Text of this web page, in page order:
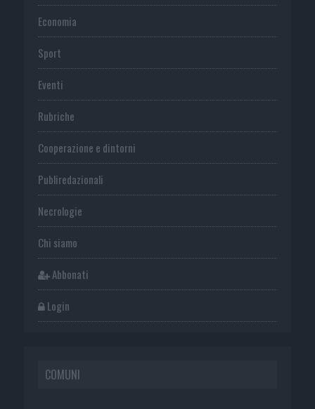
Economia
Sport
Eventi
Rubriche
Cooperazione e dintorni
Publiredazionali
Necrologie
Chi siamo
Abbonati
Login
COMUNI